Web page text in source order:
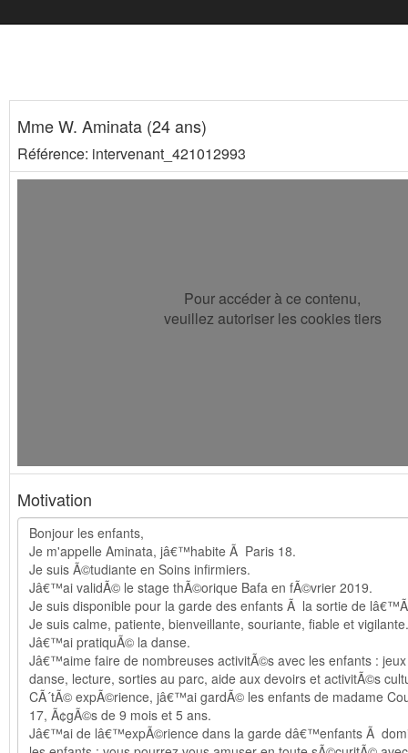
Mme W. Aminata (24 ans)
Référence: intervenant_421012993
Pour accéder à ce contenu,
veuillez autoriser les cookies tiers
Motivation